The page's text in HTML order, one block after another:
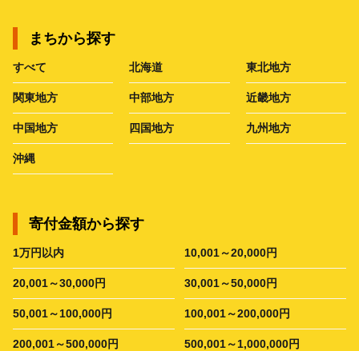
まちから探す
すべて 北海道 東北地方
関東地方 中部地方 近畿地方
中国地方 四国地方 九州地方
沖縄
寄付金額から探す
1万円以内 10,001～20,000円
20,001～30,000円 30,001～50,000円
50,001～100,000円 100,001～200,000円
200,001～500,000円 500,001～1,000,000円